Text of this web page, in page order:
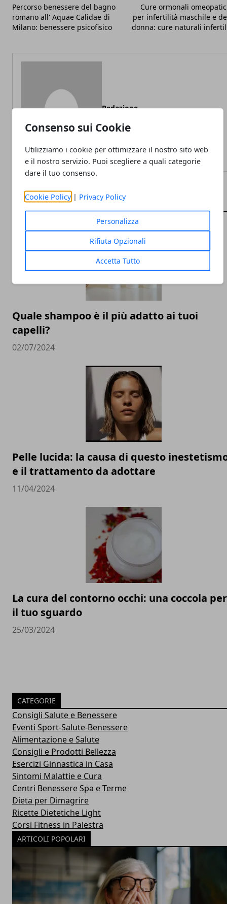
Consenso sui Cookie
Utilizziamo i cookie per ottimizzare il nostro sito web
e il nostro servizio. Puoi scegliere a quali categorie
dare il tuo consenso.
Cookie Policy | Privacy Policy
Personalizza
Rifiuta Opzionali
Accetta Tutto
Percorso benessere del bagno
romano all' Aquae Calidae di
Milano: benessere psicofisico
Cure ormonali
per infertilità maschile e
donna: cure naturali
Redazione
ARTICOLI CORRELATI
Quale shampoo è il più adatto ai tuoi
capelli?
02/07/2024
Pelle lucida: la causa di questo
e il trattamento da adottare
11/04/2024
La cura del contorno occhi: una coccola per
il tuo sguardo
25/03/2024
CATEGORIE
Consigli Salute e Benessere
Eventi Sport-Salute-Benessere
Alimentazione e Salute
Consigli e Prodotti Bellezza
Esercizi Ginnastica in Casa
Sintomi Malattie e Cura
Centri Benessere Spa e Terme
Dieta per Dimagrire
Ricette Dietetiche Light
Corsi Fitness in Palestra
ARTICOLI POPOLARI